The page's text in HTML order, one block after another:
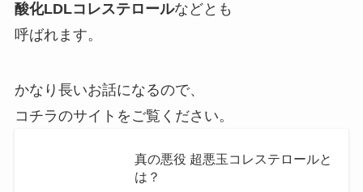
酸化LDLコレステロールなどとも
呼ばれます。
かなり長いお話になるので、
コチラのサイトをご覧ください。
真の悪役 超悪玉コレステロールと
は？